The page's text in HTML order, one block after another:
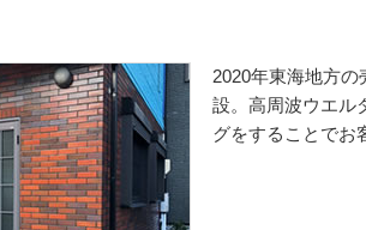
2020年東海地方
設。高周波ウエル
グをすることでお